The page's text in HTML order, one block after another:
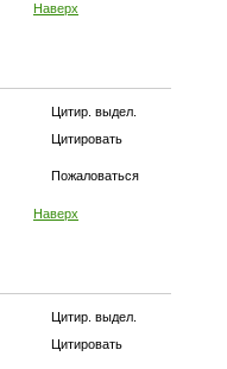
Наверх
Цитир. выдел.
Цитировать
Пожаловаться
Наверх
Цитир. выдел.
Цитировать